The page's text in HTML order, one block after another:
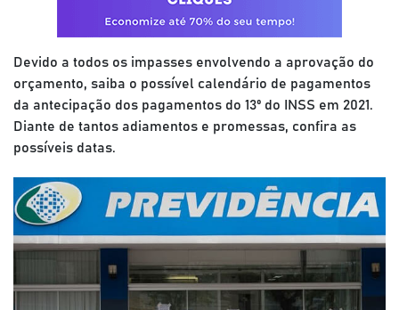
Devido a todos os impasses envolvendo a aprovação do
orçamento, saiba o possível calendário de pagamentos
da antecipação dos pagamentos do 13º do INSS em 2021.
Diante de tantos adiamentos e promessas, confira as
possíveis datas.